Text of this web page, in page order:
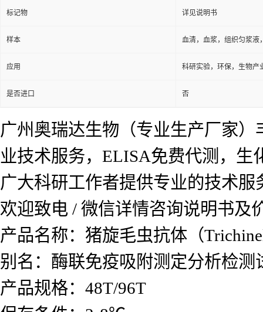
标记物 详见说明书
样本 血清，血浆，组织匀浆液
应用 科研实验，环保，生物产
是否进口 否
广州奥瑞达生物（专业生产厂家
业技术服务，ELISA免费代测，生
广大科研工作者提供专业的技术
欢迎致电 / 微信详情咨询说明书及
产品名称：猪旋毛虫抗体（
别名：酶联免疫吸附测定分析检测
产品规格：48T/96T